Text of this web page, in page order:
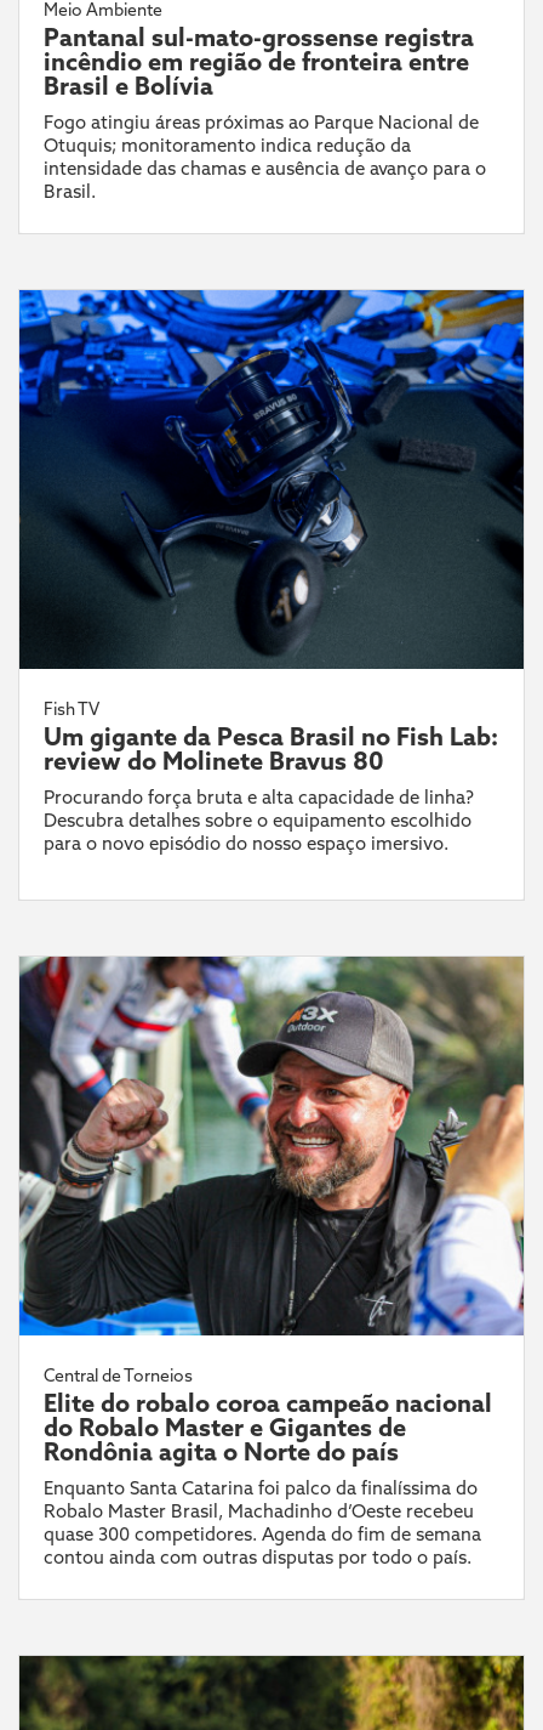
Meio Ambiente
Pantanal sul-mato-grossense registra
incêndio em região de fronteira entre
Brasil e Bolívia
Fogo atingiu áreas próximas ao Parque Nacional de
Otuquis; monitoramento indica redução da
intensidade das chamas e ausência de avanço para o
Brasil.
Fish TV
Um gigante da Pesca Brasil no Fish Lab:
review do Molinete Bravus 80
Procurando força bruta e alta capacidade de linha?
Descubra detalhes sobre o equipamento escolhido
para o novo episódio do nosso espaço imersivo.
Central de Torneios
Elite do robalo coroa campeão nacional
do Robalo Master e Gigantes de
Rondônia agita o Norte do país
Enquanto Santa Catarina foi palco da finalíssima do
Robalo Master Brasil, Machadinho d’Oeste recebeu
quase 300 competidores. Agenda do fim de semana
contou ainda com outras disputas por todo o país.